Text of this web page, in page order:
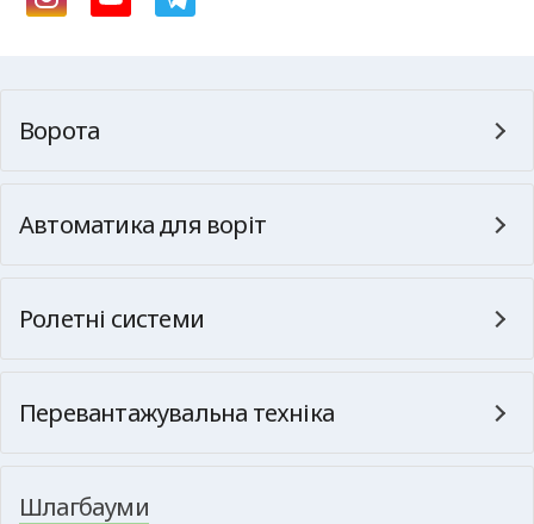
Ворота
Автоматика для воріт
Ролетні системи
Перевантажувальна техніка
Шлагбауми